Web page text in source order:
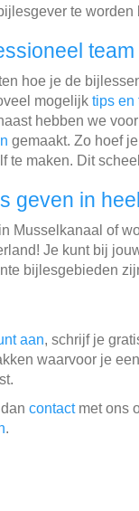
te worden
hoe je de
mogelijk tips en
hebben we
gemaakt. Zo hoef
te maken. Dit
geven in
Musselkanaal of
Je kunt bij
bijlesgebieden
aan, schrijf je
waarvoor je
contactmet ons
.